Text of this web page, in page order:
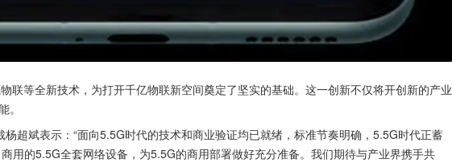
联等全新技术，为打开千亿物联新空间奠定了坚实的基础。这一创新不仅将开创新的产业
超斌表示：“面向5.5G时代的技术和商业验证均已就绪，标准节奏明确，5.5G时代正蓄
用的5.5G全套网络设备，为5.5G的商用部署做好充分准备。我们期待与产业界携手共